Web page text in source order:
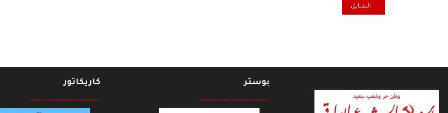
المقال السابق: بلاغ ختامي عن اللقاء الحواري لقوى وشخصيات يسارية
السابق
بوستر
--------------------
كاريكاتور
--------------------